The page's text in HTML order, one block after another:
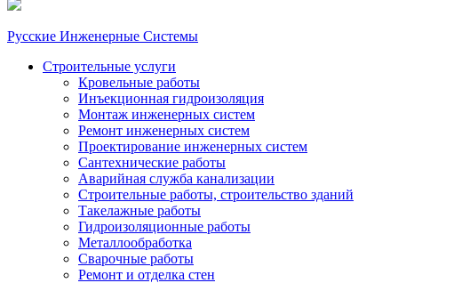
Русские Инженерные Системы
Строительные услуги
Кровельные работы
Инъекционная гидроизоляция
Монтаж инженерных систем
Ремонт инженерных систем
Проектирование инженерных систем
Сантехнические работы
Аварийная служба канализации
Строительные работы, строительство зданий
Такелажные работы
Гидроизоляционные работы
Металлообработка
Сварочные работы
Ремонт и отделка стен